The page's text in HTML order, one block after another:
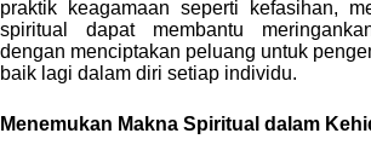
praktik keagamaan seperti kefasihan,
spiritual dapat membantu
dengan menciptakan peluang untuk
baik lagi dalam diri setiap individu.
Menemukan Makna Spiritual dalam